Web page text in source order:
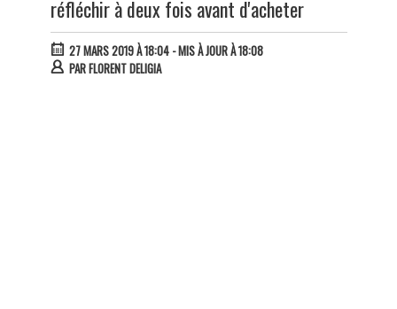
réfléchir à deux fois avant d'acheter
27 MARS 2019 À 18:04- MIS À JOUR À 18:08
PARFLORENT DELIGIA